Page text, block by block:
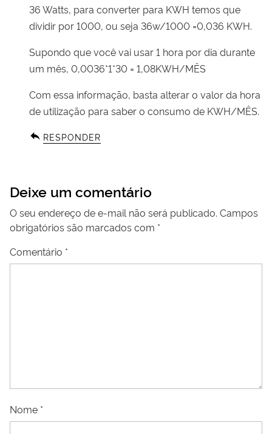
36 Watts, para converter para KWH temos que
dividir por 1000, ou seja 36w/1000 =0,036 KWH.
Supondo que você vai usar 1 hora por dia durante
um mês, 0,0036*1*30 = 1,08KWH/MÊS
Com essa informação, basta alterar o valor da hora
de utilização para saber o consumo de KWH/MÊS.
RESPONDER
Deixe um comentário
O seu endereço de e-mail não será publicado. Campos
obrigatórios são marcados com *
Comentário *
Nome *